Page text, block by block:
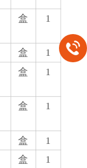
盒 1
盒
1
盒 1
盒 1
盒
1
盒 1